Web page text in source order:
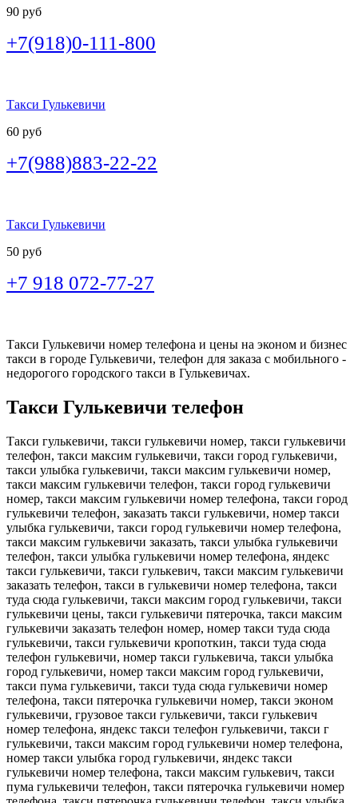
90 руб
+7(918)0-111-800
Такси Гулькевичи
60 руб
+7(988)883-22-22
Такси Гулькевичи
50 руб
+7 918 072-77-27
Такси Гулькевичи номер телефона и цены на эконом и бизнес
такси в городе Гулькевичи, телефон для заказа с мобильного -
недорогого городского такси в Гулькевичах.
Такси Гулькевичи телефон
Такси гулькевичи, такси гулькевичи номер, такси гулькевичи
телефон, такси максим гулькевичи, такси город гулькевичи,
такси улыбка гулькевичи, такси максим гулькевичи номер,
такси максим гулькевичи телефон, такси город гулькевичи
номер, такси максим гулькевичи номер телефона, такси город
гулькевичи телефон, заказать такси гулькевичи, номер такси
улыбка гулькевичи, такси город гулькевичи номер телефона,
такси максим гулькевичи заказать, такси улыбка гулькевичи
телефон, такси улыбка гулькевичи номер телефона, яндекс
такси гулькевичи, такси гулькевич, такси максим гулькевичи
заказать телефон, такси в гулькевичи номер телефона, такси
туда сюда гулькевичи, такси максим город гулькевичи, такси
гулькевичи цены, такси гулькевичи пятерочка, такси максим
гулькевичи заказать телефон номер, номер такси туда сюда
гулькевичи, такси гулькевичи кропоткин, такси туда сюда
телефон гулькевичи, номер такси гулькевича, такси улыбка
город гулькевичи, номер такси максим город гулькевичи,
такси пума гулькевичи, такси туда сюда гулькевичи номер
телефона, такси пятерочка гулькевичи номер, такси эконом
гулькевичи, грузовое такси гулькевичи, такси гулькевич
номер телефона, яндекс такси телефон гулькевичи, такси г
гулькевичи, такси максим город гулькевичи номер телефона,
номер такси улыбка город гулькевичи, яндекс такси
гулькевичи номер телефона, такси максим гулькевич, такси
пума гулькевичи телефон, такси пятерочка гулькевичи номер